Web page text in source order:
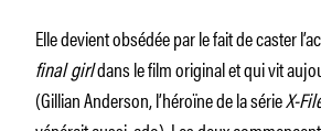
Elle devient obsédée par le fait de caster
final girldans le film original et qui vit
(Gillian Anderson, l’héroïne de la sérieX-